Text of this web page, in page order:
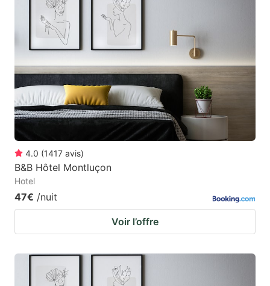
4.0 (1417 avis)
B&B Hôtel Montluçon
Hotel
47€ /nuit
Voir l’offre